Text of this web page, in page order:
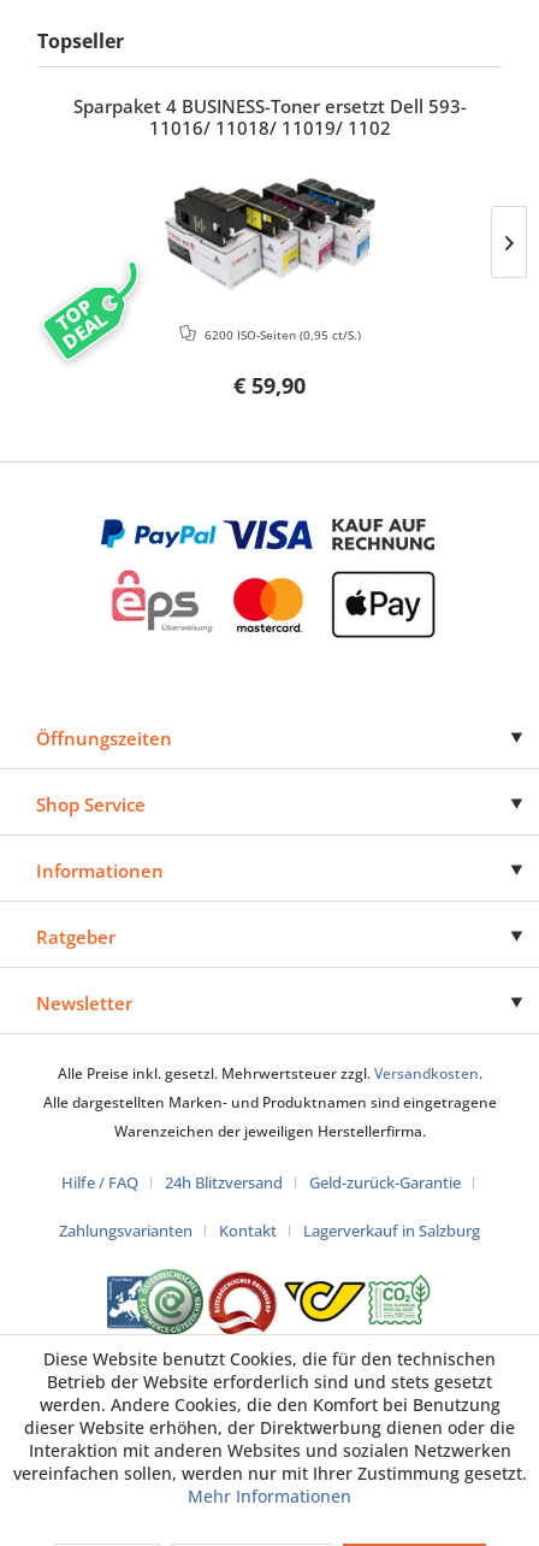
Topseller
TOP
DEAL
Sparpaket 4 BUSINESS-Toner ersetzt Dell 593-
11016/ 11018/ 11019/ 1102
€ 59,90
6200 ISO-Seiten (0,95 ct/S.)
Öffnungszeiten
Shop Service
Informationen
Ratgeber
Newsletter
Alle Preise inkl. gesetzl. Mehrwertsteuer zzgl.Versandkosten.
Alle dargestellten Marken- und Produktnamen sind eingetragene
Warenzeichen der jeweiligen Herstellerfirma.
Hilfe / FAQ 24h Blitzversand Geld-zurück-Garantie
Zahlungsvarianten Kontakt Lagerverkauf in Salzburg
Diese Website benutzt Cookies, die für den technischen
Betrieb der Website erforderlich sind und stets gesetzt
werden. Andere Cookies, die den Komfort bei Benutzung
dieser Website erhöhen, der Direktwerbung dienen oder die
Interaktion mit anderen Websites und sozialen Netzwerken
vereinfachen sollen, werden nur mit Ihrer Zustimmung gesetzt.
Mehr Informationen